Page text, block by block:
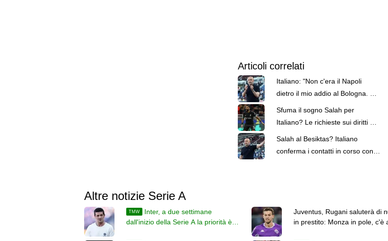
Articoli correlati
Italiano: "Non c'era il Napoli
dietro il mio addio al Bologna. Ho
Sfuma il sogno Salah per
Italiano? Le richieste sui diritti di
Salah al Besiktas? Italiano
conferma i contatti in corso con
Altre notizie Serie A
TMW
Inter, a due settimane
dall'inizio della Serie A la priorità è
Juventus, Rugani saluterà di
in prestito: Monza in pole, c'è